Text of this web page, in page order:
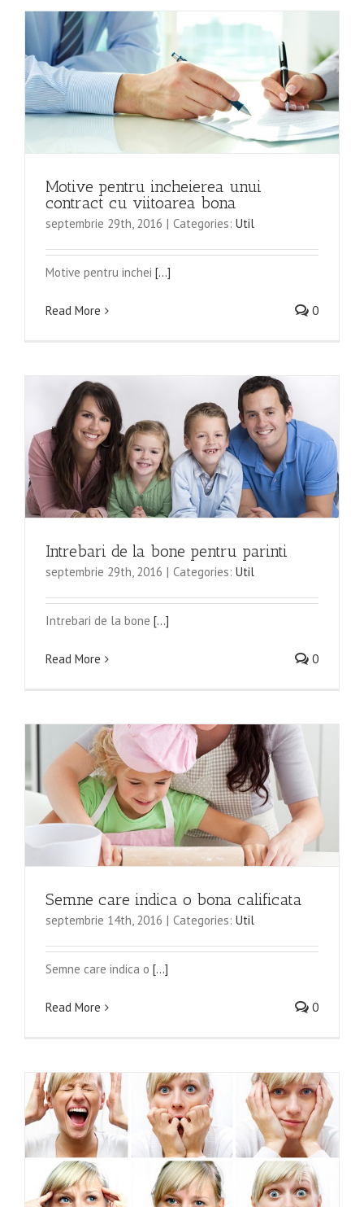
Motive pentru incheierea unui
contract cu viitoarea bona
septembrie 29th, 2016 | Categories: Util
Motive pentru inchei [...]
Read More 0
Intrebari de la bone pentru parinti
septembrie 29th, 2016 | Categories: Util
Intrebari de la bone [...]
Read More 0
Semne care indica o bona calificata
septembrie 14th, 2016 | Categories: Util
Semne care indica o [...]
Read More 0